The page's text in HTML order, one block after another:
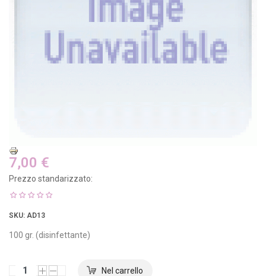
7,00 €
Prezzo standarizzato:
SKU: AD13
100 gr. (disinfettante)